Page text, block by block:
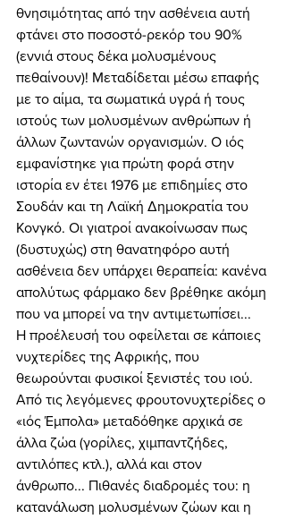
θνησιμότητας από την ασθένεια αυτή
φτάνει στο ποσοστό-ρεκόρ του 90%
(εννιά στους δέκα μολυσμένους
πεθαίνουν)! Μεταδίδεται μέσω επαφής
με το αίμα, τα σωματικά υγρά ή τους
ιστούς των μολυσμένων ανθρώπων ή
άλλων ζωντανών οργανισμών. Ο ιός
εμφανίστηκε για πρώτη φορά στην
ιστορία εν έτει 1976 με επιδημίες στο
Σουδάν και τη Λαϊκή Δημοκρατία του
Κονγκό. Οι γιατροί ανακοίνωσαν πως
(δυστυχώς) στη θανατηφόρο αυτή
ασθένεια δεν υπάρχει θεραπεία: κανένα
απολύτως φάρμακο δεν βρέθηκε ακόμη
που να μπορεί να την αντιμετωπίσει...
Η προέλευσή του οφείλεται σε κάποιες
νυχτερίδες της Αφρικής, που
θεωρούνται φυσικοί ξενιστές του ιού.
Από τις λεγόμενες φρουτονυχτερίδες ο
«ιός Έμπολα» μεταδόθηκε αρχικά σε
άλλα ζώα (γορίλες, χιμπαντζήδες,
αντιλόπες κτλ.), αλλά και στον
άνθρωπο... Πιθανές διαδρομές του: η
κατανάλωση μολυσμένων ζώων και η